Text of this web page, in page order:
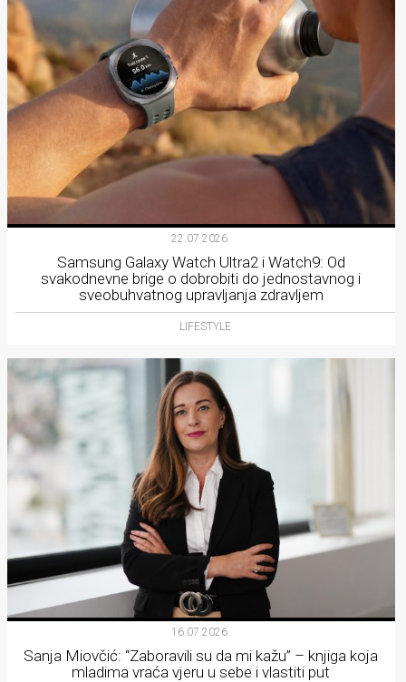
22.07.2026.
Samsung Galaxy Watch Ultra2 i Watch9: Od
svakodnevne brige o dobrobiti do jednostavnog i
sveobuhvatnog upravljanja zdravljem
LIFESTYLE
16.07.2026.
Sanja Miovčić: “Zaboravili su da mi kažu” – knjiga koja
mladima vraća vjeru u sebe i vlastiti put